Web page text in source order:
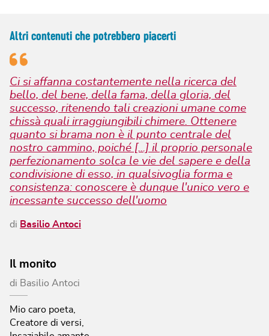
Altri contenuti che potrebbero piacerti
Ci si affanna costantemente nella ricerca del
bello, del bene, della fama, della gloria, del
successo, ritenendo tali creazioni umane come
chissà quali irraggiungibili chimere. Ottenere
quanto si brama non è il punto centrale del
nostro cammino, poiché [...] il proprio personale
perfezionamento solca le vie del sapere e della
condivisione di esso, in qualsivoglia forma e
consistenza: conoscere è dunque l'unico vero e
incessante successo dell'uomo
di Basilio Antoci
Il monito
di Basilio Antoci
Mio caro poeta,
Creatore di versi,